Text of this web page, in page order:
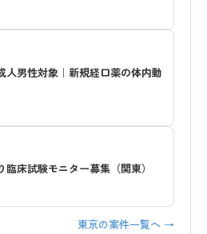
人男性対象｜新規経口薬の体内動
床試験モニター募集（関東）
東京の案件一覧へ →